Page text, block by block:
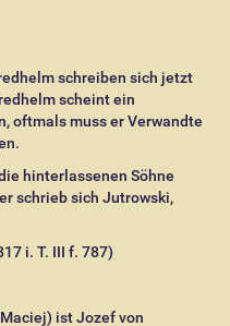
schreiben sich jetzt
scheint ein
oftmals muss er Verwandte
hinterlassenen Söhne
schrieb sich Jutrowski,
i. T. III f. 787)
ist Jozef von